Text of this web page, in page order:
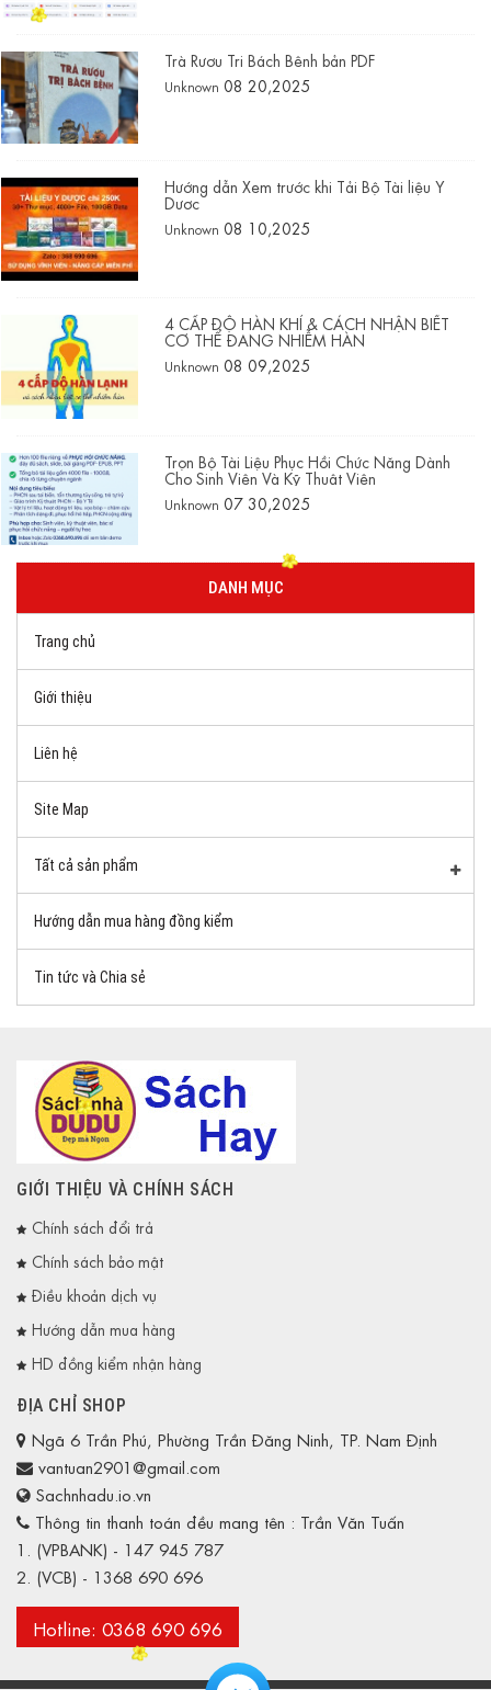
Trà Rượu Trị Bách Bệnh bản PDF
Unknown 08 20,2025
Hướng dẫn Xem trước khi Tải Bộ Tài liệu Y
Dược
Unknown 08 10,2025
4 CẤP ĐỘ HÀN KHÍ & CÁCH NHẬN BIẾT
CƠ THỂ ĐANG NHIỄM HÀN
Unknown 08 09,2025
Trọn Bộ Tài Liệu Phục Hồi Chức Năng Dành
Cho Sinh Viên Và Kỹ Thuật Viên
Unknown 07 30,2025
DANH MỤC
Trang chủ
Giới thiệu
Liên hệ
Site Map
Tất cả sản phẩm
Hướng dẫn mua hàng đồng kiểm
Tin tức và Chia sẻ
GIỚI THIỆU VÀ CHÍNH SÁCH
Chính sách đổi trả
Chính sách bảo mật
Điều khoản dịch vụ
Hướng dẫn mua hàng
HD đồng kiểm nhận hàng
ĐỊA CHỈ SHOP
Ngã 6 Trần Phú, Phường Trần Đăng Ninh, TP. Nam Định
vantuan2901@gmail.com
Sachnhadu.io.vn
Thông tin thanh toán đều mang tên : Trần Văn Tuấn
1. (VPBANK) - 147 945 787
2. (VCB) - 1368 690 696
Hotline: 0368 690 696